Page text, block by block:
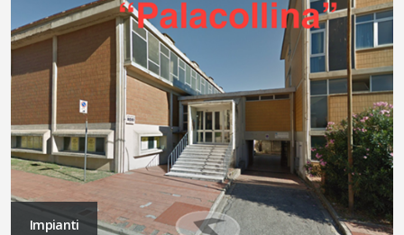
Impianti